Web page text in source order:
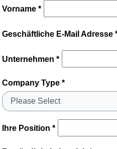
Vorname *
Geschäftliche E-Mail Adresse
Unternehmen *
Company Type *
Ihre Position *